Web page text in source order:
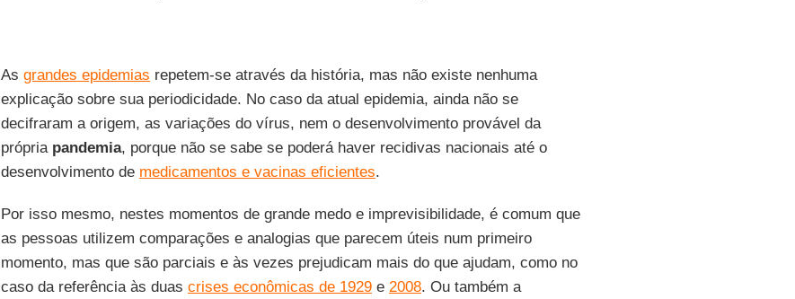
As grandes epidemias repetem-se através da história, mas não existe nenhuma
explicação sobre sua periodicidade. No caso da atual epidemia, ainda não se
decifraram a origem, as variações do vírus, nem o desenvolvimento provável da
própria pandemia, porque não se sabe se poderá haver recidivas nacionais até o
desenvolvimento de medicamentos e vacinas eficientes.
Por isso mesmo, nestes momentos de grande medo e imprevisibilidade, é comum que
as pessoas utilizem comparações e analogias que parecem úteis num primeiro
momento, mas que são parciais e às vezes prejudicam mais do que ajudam, como no
caso da referência às duas crises econômicas de 1929e 2008. Ou também a